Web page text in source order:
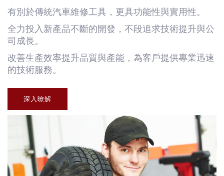
有別於傳統汽車維修工具，更具功能性與實用性。
全力投入新產品不斷的開發，不段追求技術提升與公
司成長。
改善生產效率提升品質與產能，為客戶提供專業迅速
的技術服務。
深入暸解